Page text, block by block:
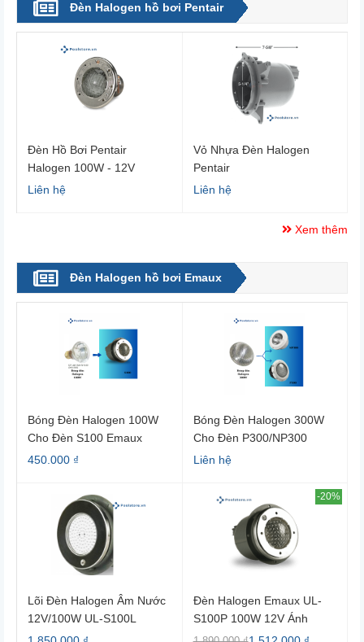
Đèn Halogen hồ bơi Pentair
Đèn Hồ Bơi Pentair
Halogen 100W - 12V
Pentair 78101200
Liên hệ
Vỏ Nhựa Đèn Halogen
Pentair
Liên hệ
Xem thêm
Đèn Halogen hồ bơi Emaux
Bóng Đèn Halogen 100W
Cho Đèn S100 Emaux
450.000 ₫
Bóng Đèn Halogen 300W
Cho Đèn P300/NP300
Emaux
Liên hệ
Lõi Đèn Halogen Âm Nước
12V/100W UL-S100L
88040702
-20%
Đèn Halogen Emaux UL-
S100P 100W 12V Ánh
Sáng Trắng Ấm (box Nhựa)